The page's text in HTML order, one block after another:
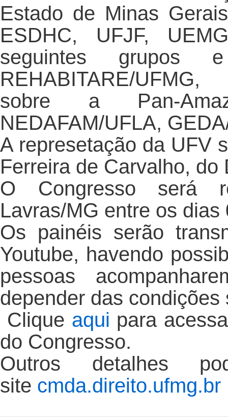
Estado de Minas
ESDHC, UFJF,
seguintes grupos
REHABITARE/
sobre a Pan-
NEDAFAM/UFLA,
A represetação da UFV
Ferreira de Carvalho,
O Congresso será
Lavras/MG entre os
Os painéis serão
Youtube, havendo
pessoas
depender das condições
Clique aqui para
do Congresso.
Outros detalhes
site cmda.direito.ufmg.br